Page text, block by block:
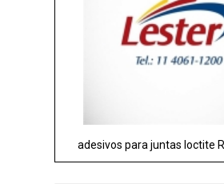
adesivos para juntas loctite